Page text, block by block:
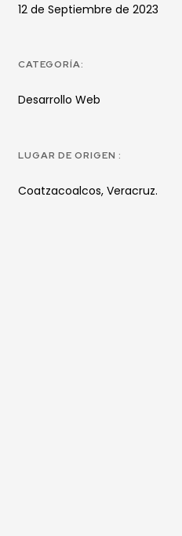
12 de Septiembre de 2023
CATEGORÍA:
Desarrollo Web
LUGAR DE ORIGEN :
Coatzacoalcos, Veracruz.